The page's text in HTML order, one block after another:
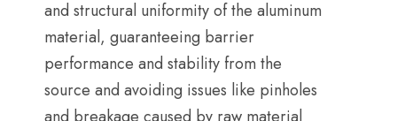
and structural uniformity of the aluminum
material, guaranteeing barrier
performance and stability from the
source and avoiding issues like pinholes